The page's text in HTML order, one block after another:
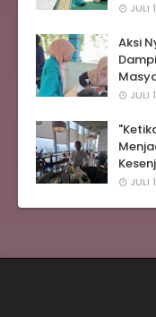
JULI
Aksi
JULI
JULI